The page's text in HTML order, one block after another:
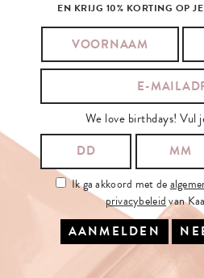
SCHRIJF JE IN OP
JE E-MAILADRES:
Ik ga akkoord met dealgemene
Kaart Blanche.
INSCHRIJVEN
EN KRIJG 10% KORTING OP
We love birthdays! Vul
Ik ga akkoord met de
privacybeleidvan